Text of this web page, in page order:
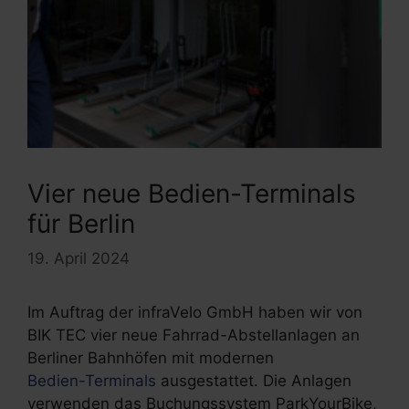
Vier neue Bedien-Terminals
für Berlin
19. April 2024
Im Auftrag der infraVelo GmbH haben wir von
BIK TEC vier neue Fahrrad-Abstellanlagen an
Berliner Bahnhöfen mit modernen
Bedien-Terminals ausgestattet. Die Anlagen
verwenden das Buchungssystem ParkYourBike,